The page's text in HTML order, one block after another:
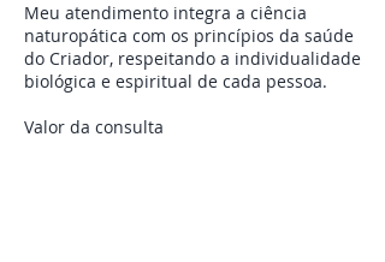
Meu atendimento integra a ciência
naturopática com os princípios da saúde
do Criador, respeitando a individualidade
biológica e espiritual de cada pessoa.
Valor da consulta